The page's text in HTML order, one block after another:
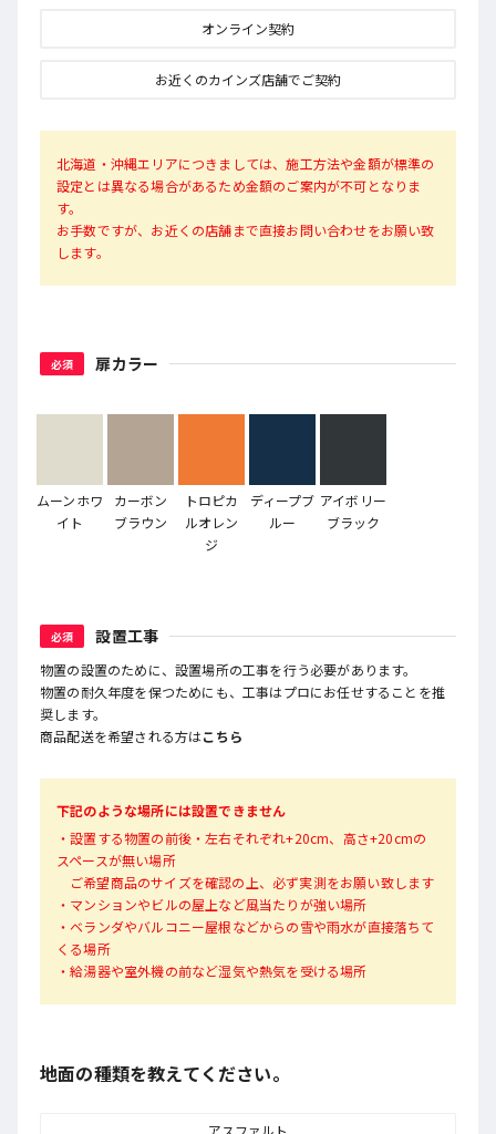
オンライン契約
お近くのカインズ店舗でご契約
北海道・沖縄エリアにつきましては、施工方法や金額が標準の
設定とは異なる場合があるため金額のご案内が不可となりま
す。
お手数ですが、お近くの店舗まで直接お問い合わせをお願い致
します。
必須 扉カラー
ムーンホワ
イト
カーボン
ブラウン
トロピカ
ルオレン
ジ
ディープブ
ルー
アイボリー
ブラック
必須 設置工事
物置の設置のために、設置場所の工事を行う必要があります。
物置の耐久年度を保つためにも、工事はプロにお任せすることを推
奨します。
商品配送を希望される方はこちら
下記のような場所には設置できません
・設置する物置の前後・左右それぞれ+20cm、高さ+20cmの
スペースが無い場所
ご希望商品のサイズを確認の上、必ず実測をお願い致します
・マンションやビルの屋上など風当たりが強い場所
・ベランダやバルコニー屋根などからの雪や雨水が直接落ちて
くる場所
・給湯器や室外機の前など湿気や熱気を受ける場所
地面の種類を教えてください。
アスファルト